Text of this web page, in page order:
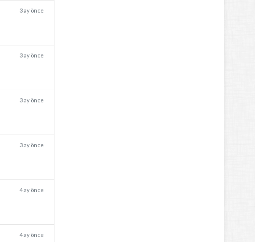
3 ay önce
3 ay önce
3 ay önce
3 ay önce
4 ay önce
4 ay önce